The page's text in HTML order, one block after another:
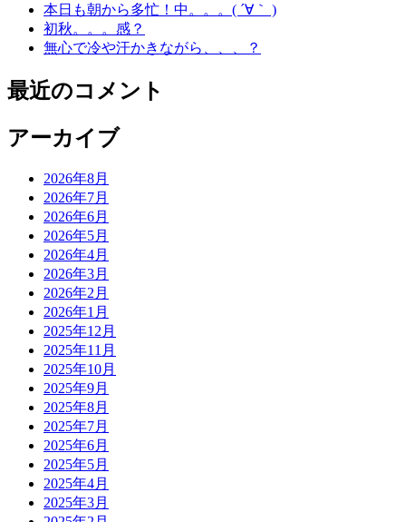
本日も朝から多忙！中。。。( ´∀｀ )
初秋。。。感？
無心で冷や汗かきながら、、、？
最近のコメント
アーカイブ
2026年8月
2026年7月
2026年6月
2026年5月
2026年4月
2026年3月
2026年2月
2026年1月
2025年12月
2025年11月
2025年10月
2025年9月
2025年8月
2025年7月
2025年6月
2025年5月
2025年4月
2025年3月